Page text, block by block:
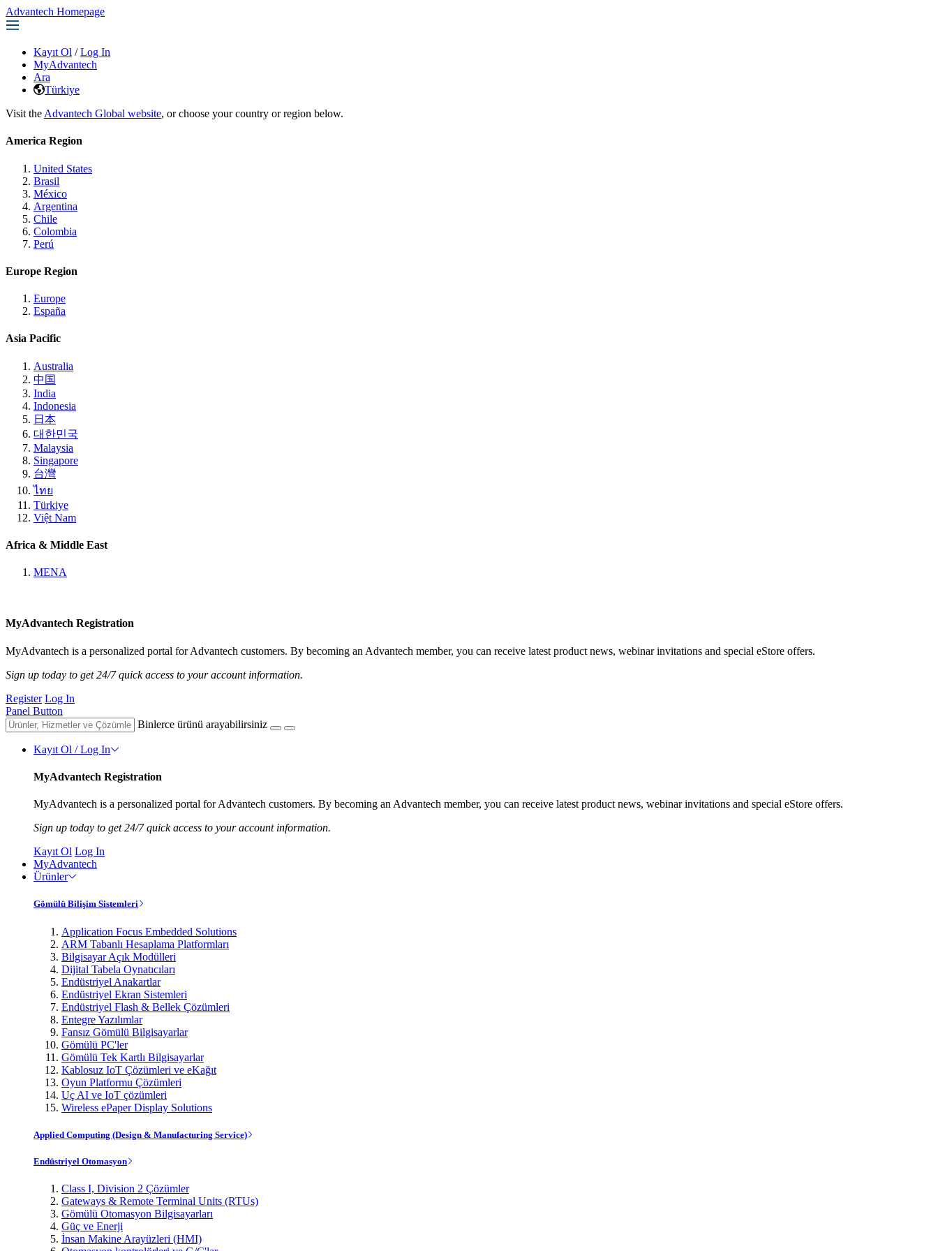
Advantech Homepage
Kayıt Ol / Log In
MyAdvantech
Ara
Türkiye
Visit the Advantech Global website, or choose your country or region below.
America Region
United States
Brasil
México
Argentina
Chile
Colombia
Perú
Europe Region
Europe
España
Asia Pacific
Australia
中国
India
Indonesia
日本
대한민국
Malaysia
Singapore
台灣
ไทย
Türkiye
Việt Nam
Africa & Middle East
MENA
MyAdvantech Registration
MyAdvantech is a personalized portal for Advantech customers. By becoming an Advantech member, you can receive latest product news, webinar invitations and special eStore offers.
Sign up today to get 24/7 quick access to your account information.
Register Log In
Panel Button
Binlerce ürünü arayabilirsiniz
Kayıt Ol / Log In
MyAdvantech Registration
MyAdvantech is a personalized portal for Advantech customers. By becoming an Advantech member, you can receive latest product news, webinar invitations and special eStore offers.
Sign up today to get 24/7 quick access to your account information.
Kayıt Ol Log In
MyAdvantech
Ürünler
Gömülü Bilişim Sistemleri
Application Focus Embedded Solutions
ARM Tabanlı Hesaplama Platformları
Bilgisayar Açık Modülleri
Dijital Tabela Oynatıcıları
Endüstriyel Anakartlar
Endüstriyel Ekran Sistemleri
Endüstriyel Flash & Bellek Çözümleri
Entegre Yazılımlar
Fansız Gömülü Bilgisayarlar
Gömülü PC'ler
Gömülü Tek Kartlı Bilgisayarlar
Kablosuz IoT Çözümleri ve eKağıt
Oyun Platformu Çözümleri
Uç AI ve IoT çözümleri
Wireless ePaper Display Solutions
Applied Computing (Design & Manufacturing Service)
Endüstriyel Otomasyon
Class I, Division 2 Çözümler
Gateways & Remote Terminal Units (RTUs)
Gömülü Otomasyon Bilgisayarları
Güç ve Enerji
İnsan Makine Arayüzleri (HMI)